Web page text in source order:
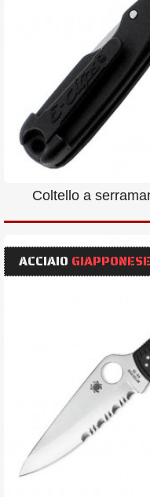
Coltello a
ACCIAIO GIAPPONESE